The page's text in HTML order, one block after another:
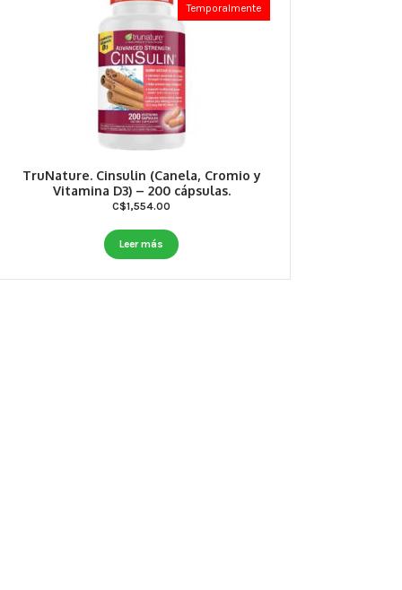
TruNature. Cinsulin (Canela, Cromio y
Vitamina D3) – 200 cápsulas.
Temporalmente
C$1,554.00
Leer más